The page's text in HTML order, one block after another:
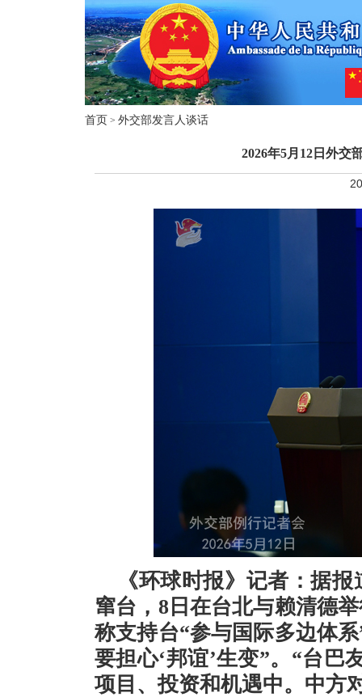
首页 > 外交部发言人谈话
2026年5月12日外交
《环球时报》记者：据
窜台，8日在台北与赖清德
称支持台“参与国际多边体
要担心‘邦谊’生变”。“台巴
项目、投资和机遇中。中方